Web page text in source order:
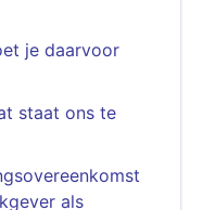
je daarvoor
staat ons te
als